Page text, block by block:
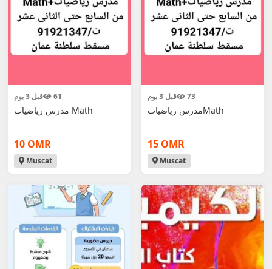
قبل 3 يوم 61
مدرس رياضيات Math
10 OMR
Muscat
قبل 3 يوم 73
مدرس رياضياتMath
15 OMR
Muscat